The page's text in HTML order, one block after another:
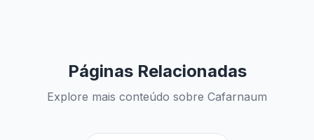
Páginas Relacionadas
Explore mais conteúdo sobre Cafarnaum